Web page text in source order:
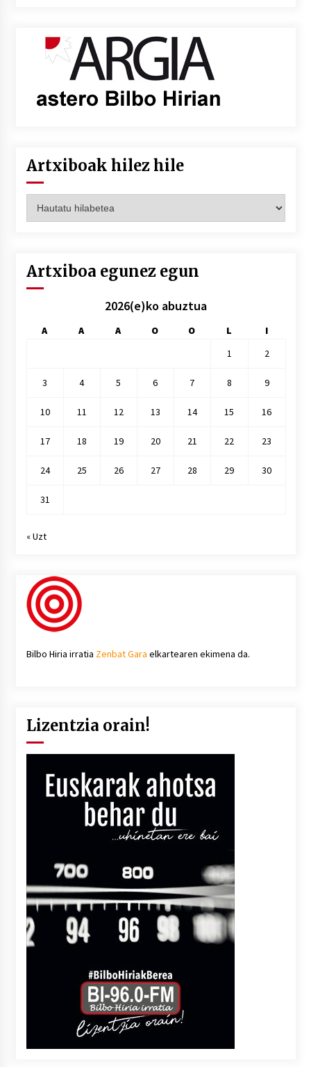
Artxiboak hilez hile
hilez
Artxiboa egunez egun
2026(e)ko abuztua
A A A O O L
I
1
2
3 4 5 6 7 8 9
10 11 12 13 14 15 16
17 18 19 20 21 22 23
24 25 26 27 28 29 30
31
« Uzt
Bilbo Hiria irratia Zenbat Gara elkartearen ekimena da.
Lizentzia orain!